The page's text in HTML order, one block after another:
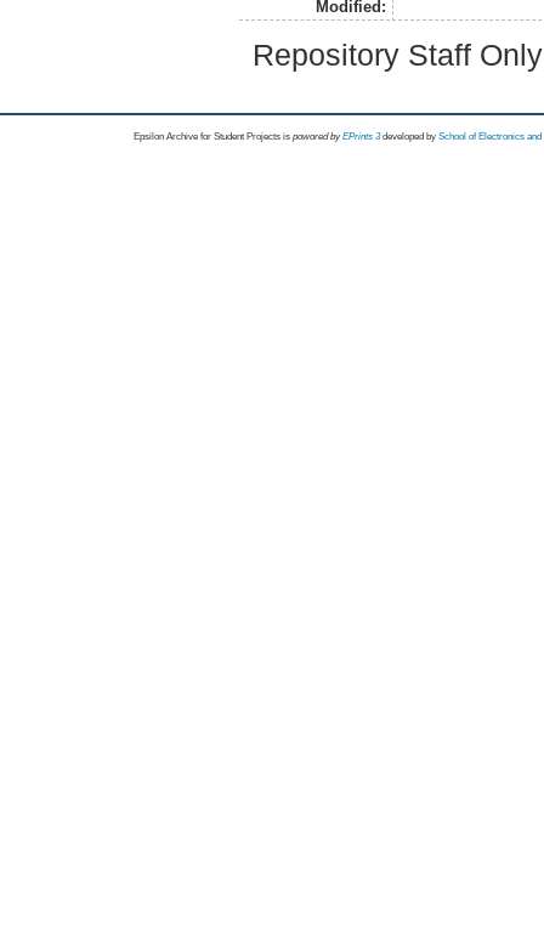
Modified:
Repository Staff
Epsilon Archive for Student Projects is powored byEPrints 3 developed by School of Electronics